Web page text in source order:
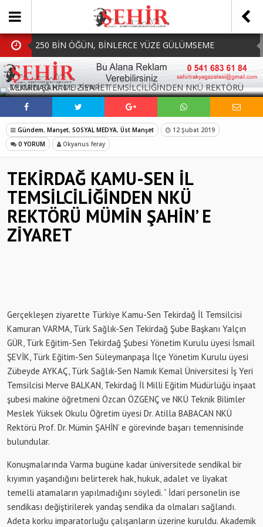
250 BİN ÖĞÜN, BİNLERCE YÜZE GÜLÜMSEME
BAŞKAN MÜGE YILDIZ TOPAK: ‘SOSYAL
BELEDİYECİLİKTE HİÇBİR HEMŞERİMİZİ YALNIZ
BIRAKMIYORUZ!’
MHP Çorlu İlçe Teşkilatında Yeni Dönem Başladı:
Mazbatalar Alındı
Dolu Vurdu, Büyükşehir Üreticiyi Yalnız Bırakmadı
SOFRALARDA BEREKETİ, GÖNÜLLERDE DAYANIŞMAYI
SOSYAL MEDYADA PAYLAŞ
Gündem, Manşet, SOSYAL MEDYA, Üst Manşet
12 Şubat 2019
0 YORUM
Okyanus feray
TEKİRDAĞ KAMU-SEN İL
TEMSİLCİLİĞİNDEN NKÜ
REKTÖRÜ MÜMİN ŞAHİN’ E
ZİYARET
Gerçekleşen ziyarette Türkiye Kamu-Sen Tekirdağ İl Temsilcisi
Kamuran VARMA, Türk Sağlık-Sen Tekirdağ Şube Başkanı Yalçın
GÜR, Türk Eğitim-Sen Tekirdağ Şubesi Yönetim Kurulu üyesi İsmail
ŞEVİK, Türk Eğitim-Sen Süleymanpaşa İlçe Yönetim Kurulu üyesi
Zübeyde AYKAÇ, Türk Sağlık-Sen Namık Kemal Üniversitesi İş Yeri
Temsilcisi Merve BALKAN, Tekirdağ İl Milli Eğitim Müdürlüğü inşaat
şubesi makine öğretmeni Özcan ÖZGENÇ ve NKÜ Teknik Bilimler
Meslek Yüksek Okulu Öğretim üyesi Dr. Atilla BABACAN NKÜ
Rektörü Prof. Dr. Mümin ŞAHİN’ e görevinde başarı temennisinde
bulundular.
Konuşmalarında Varma bugüne kadar üniversitede sendikal bir
kıyımın yaşandığını belirterek hak, hukuk, adalet ve liyakat
temelli atamaların yapılmadığını söyledi. “ İdari personelin ise
sendikası değiştirilerek yandaş sendika da olmaları sağlandı.
Adeta korku imparatorluğu çalışanların üzerine kuruldu. Akademik